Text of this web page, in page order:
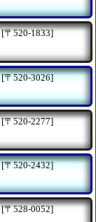
[〒520-1833]
[〒520-3026]
[〒520-2277]
[〒520-2432]
[〒528-0052]